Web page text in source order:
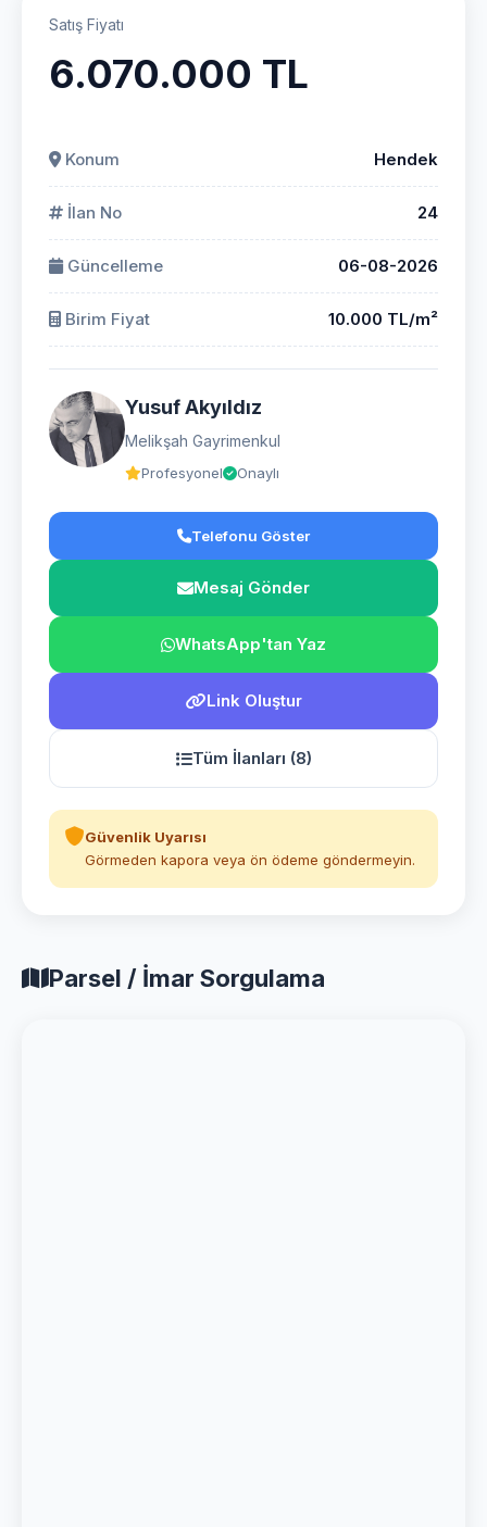
Satış Fiyatı
6.070.000 TL
Konum Hendek
İlan No 24
Güncelleme 06-08-2026
Birim Fiyat 10.000 TL/m²
Yusuf Akyıldız
Melikşah Gayrimenkul
Profesyonel Onaylı
Telefonu Göster
Mesaj Gönder
WhatsApp'tan Yaz
Link Oluştur
Tüm İlanları (8)
Güvenlik Uyarısı
Görmeden kapora veya ön ödeme göndermeyin.
Parsel / İmar Sorgulama